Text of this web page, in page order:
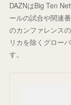
DAZNはBig Ten
ールの試合や関連
のカンファレンス
リカを除くグロー
す。